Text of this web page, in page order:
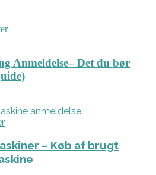
Anmeldelse– Det du bør
– Køb af brugt